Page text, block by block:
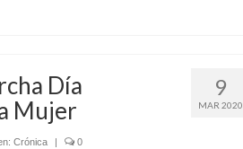
9
MAR 2020
Día
Mujer
Crónica | 0